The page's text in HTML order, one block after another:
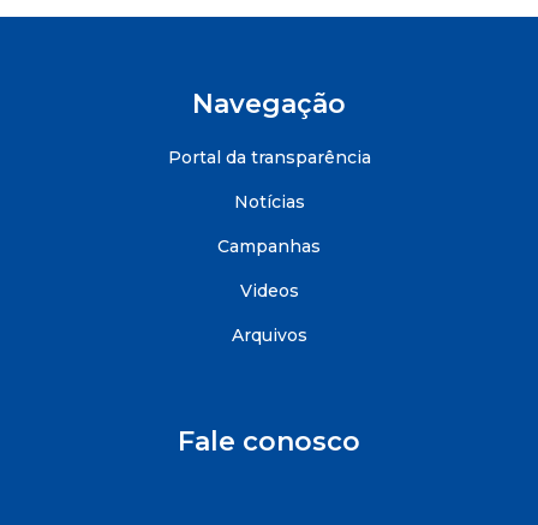
Navegação
Portal da transparência
Notícias
Campanhas
Videos
Arquivos
Fale conosco